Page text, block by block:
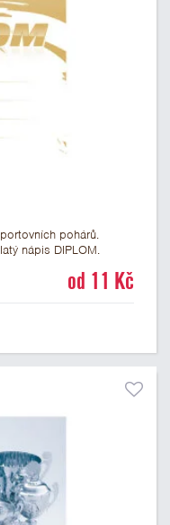
pohárů.
nápis DIPLOM.
událostí, ke kterým by
od 11 Kč